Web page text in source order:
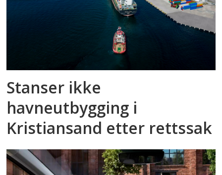
Stanser ikke
havneutbygging i
Kristiansand etter rettssak